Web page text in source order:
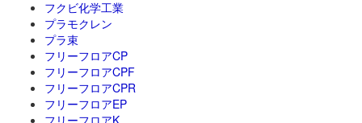
フクビ化学工業
プラモクレン
プラ束
フリーフロアCP
フリーフロアCPF
フリーフロアCPR
フリーフロアEP
フリーフロアK